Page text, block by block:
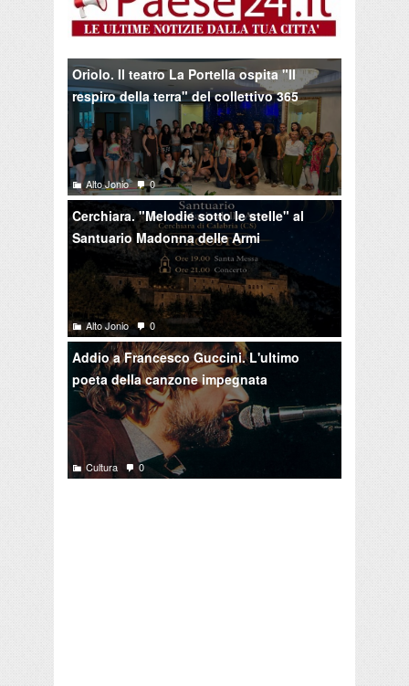
Oriolo. Il teatro La Portella ospita "Il
respiro della terra" del collettivo 365
Alto Jonio 0
Cerchiara. "Melodie sotto le stelle" al
Santuario Madonna delle Armi
Alto Jonio 0
Addio a Francesco Guccini. L'ultimo
poeta della canzone impegnata
Cultura 0